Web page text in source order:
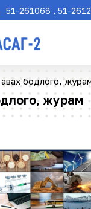
51-261068 , 51-
бодлого,
журам